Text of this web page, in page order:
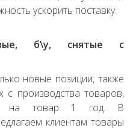
ускорить поставку.
б\у, снятые с
новые позиции, также
с производства товаров,
на товар 1 год. В
клиентам товары